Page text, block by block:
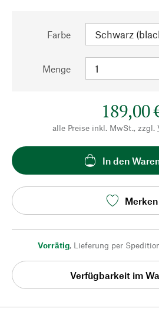
Farbe
Menge
189,00
alle Preise inkl. MwSt., zzgl.
In den
Merken
Vorrätig, Lieferung per
Verfügbarkeit im